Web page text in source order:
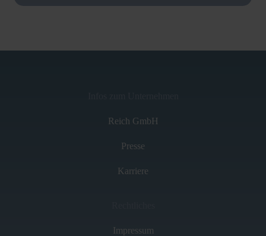
Reich GmbH
Presse
Karriere
Impressum